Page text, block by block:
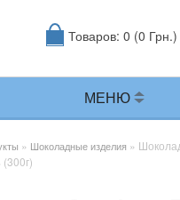
Товаров: 0 (0 Грн.)
МЕНЮ
» Шоколадные изделия »